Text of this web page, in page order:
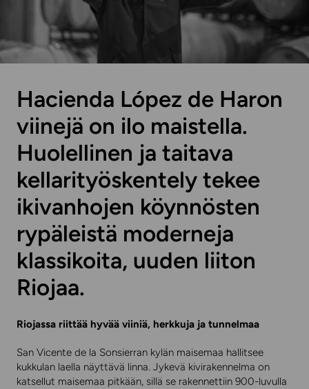
Hacienda López de Haron
viinejä on ilo maistella.
Huolellinen ja taitava
kellarityöskentely tekee
ikivanhojen köynnösten
rypäleistä moderneja
klassikoita, uuden liiton
Riojaa.
Riojassa riittää hyvää viiniä, herkkuja ja tunnelmaa
San Vicente de la Sonsierran kylän maisemaa hallitsee
kukkulan laella näyttävä linna. Jykevä kivirakennelma on
katsellut maisemaa pitkään, sillä se rakennettiin 900-luvulla